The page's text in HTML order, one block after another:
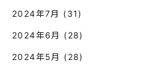
2024年7月 (31)
2024年6月 (28)
2024年5月 (28)